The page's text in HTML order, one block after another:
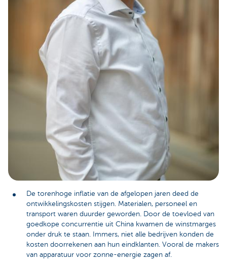
De torenhoge inflatie van de afgelopen jaren deed de
ontwikkelingskosten stijgen. Materialen, personeel en
transport waren duurder geworden. Door de toevloed van
goedkope concurrentie uit China kwamen de winstmarges
onder druk te staan. Immers, niet alle bedrijven konden de
kosten doorrekenen aan hun eindklanten. Vooral de makers
van apparatuur voor zonne-energie zagen af.